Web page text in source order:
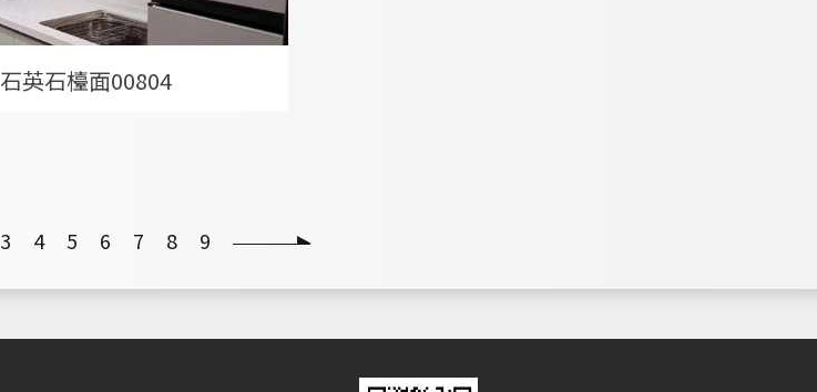
石英石檯面00804
3 4 5 6 7 8 9